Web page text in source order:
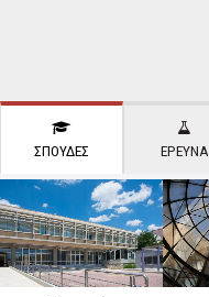
ΣΠΟΥΔΕΣ ΕΡΕΥΝΑ